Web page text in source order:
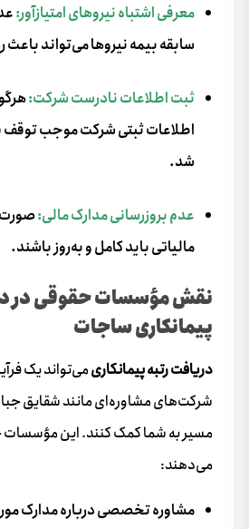
معرفی اشتباه نیروهای امتیازآور:
سابقه بیمه نیروها می‌تواند
ثبت اطلاعات نادرست شرکت:
اطلاعات ثبتی شرکت موجب توقف
شد.
عدم بروزرسانی مدارک مالی:
مالیاتی باید کامل و به‌روز باشند.
نقش مؤسسات حقوقی در
پیمانکاری ساجات
دریافت رتبه پیمانکاریمی‌تواند یک
شرکت‌های مشاوره‌ای مانند شقایق
مسیر به شما کمک کنند. این مؤسسات
می‌دهند:
مشاوره تخصصی درباره مدارک